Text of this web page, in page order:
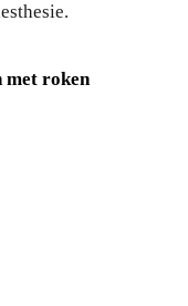
met roken